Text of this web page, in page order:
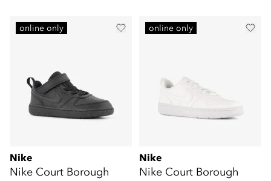
online only
Nike
Nike Court Borough
online only
Nike
Nike Court Borough